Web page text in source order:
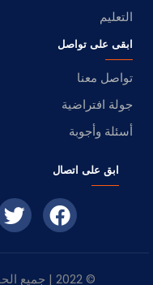
التعليم
ابقى على تواصل
تواصل معنا
جولة افتراضية
أسئلة وأجوبة
ابق على اتصال
© 2022 | جميع الحقوق محفوظه